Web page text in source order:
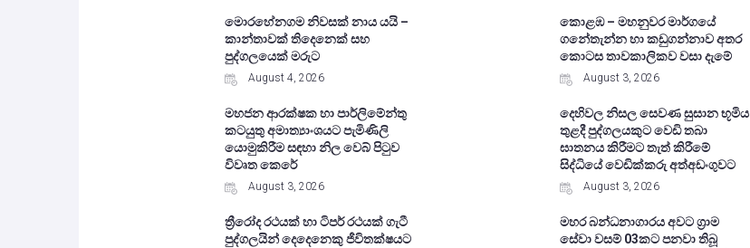
මොරහේනගම නිවසක් නාය යයි –
කාන්තාවක් තිදෙනෙක් සහ
පුද්ගලයෙක් මරුට
August 4, 2026
කොළඹ – මහනුවර මාර්ගයේ
ගනේතැන්න හා කඩුගන්නාව අතර
කොටස තාවකාලිකව වසා දැමේ
August 3, 2026
මහජන ආරක්ෂක හා පාර්ලිමේන්තු
කටයුතු අමාත්‍යාංශයට පැමිණිලි
යොමුකිරීම සඳහා නිල වෙබ් පිටුව
විවෘත කෙරේ
August 3, 2026
දෙහිවල නිසල සෙවණ සුසාන භූමිය
තුළදී පුද්ගලයකුට වෙඩි තබා
ඝාතනය කිරීමට තැත් කිරීමේ
සිද්ධියේ වෙඩික්කරු අත්අඩංගුවට
August 3, 2026
ත්‍රීරෝද රථයක් හා ටිපර් රථයක් ගැටී
පුද්ගලයින් දෙදෙනෙකු ජීවිතක්ෂයට
මහර බන්ධනාගාරය අවට ග්‍රාම
සේවා වසම් 03කට පනවා තිබූ